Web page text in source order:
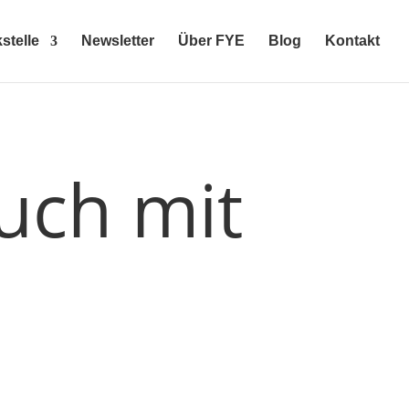
Newsletter Über FYE Blog Kontakt
mit